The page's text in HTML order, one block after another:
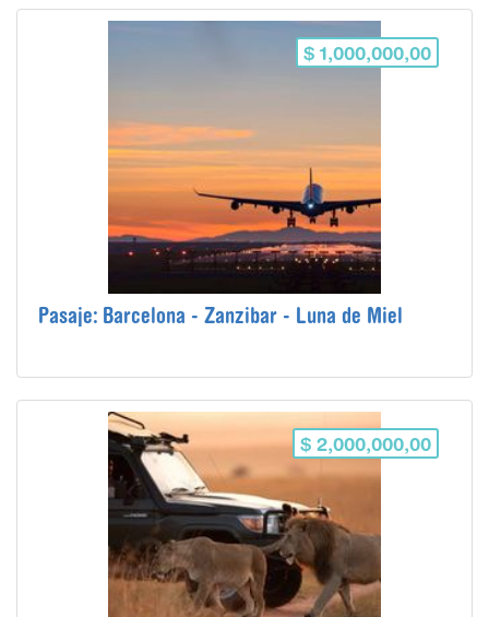
$ 1,000,000,00
Pasaje: Barcelona - Zanzibar - Luna de Miel
$ 2,000,000,00